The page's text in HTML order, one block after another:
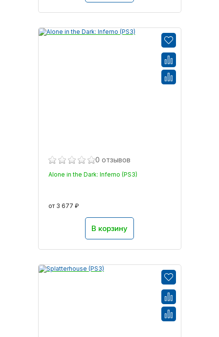
0 отзывов
Alone in the Dark: Inferno (PS3)
от 3 677 ₽
В корзину